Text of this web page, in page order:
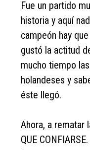
Fue un partido
historia y aquí
campeón hay
gustó la actitud
mucho tiempo
holandeses y
éste llegó.
Ahora, a rematar
QUE